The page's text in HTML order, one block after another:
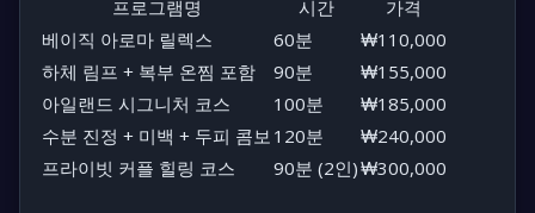
프로그램명 시간
가격
베이직 아로마 릴렉스
60분
₩110,000
하체 림프 + 복부 온찜 포함
90분
₩155,000
아일랜드 시그니처 코스
100분
₩185,000
수분 진정 + 미백 + 두피 콤보 120분
₩240,000
프라이빗 커플 힐링 코스
90분 (2인)₩300,000